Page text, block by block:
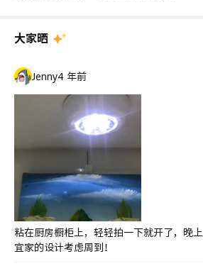
大家晒
Jenny4 年前
粘在厨房橱柜上，轻轻拍一下就开了，晚
宜家的设计考虑周到！